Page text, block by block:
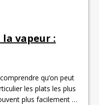
vapeur :
qu’on peut
les plats les plus
plus facilement…